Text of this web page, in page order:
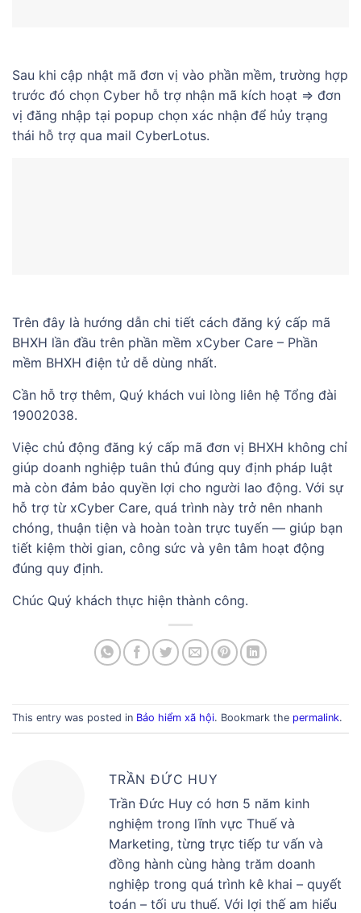
Sau khi cập nhật mã đơn vị vào phần mềm, trường hợp
trước đó chọn Cyber hỗ trợ nhận mã kích hoạt => đơn
vị đăng nhập tại popup chọn xác nhận để hủy trạng
thái hỗ trợ qua mail CyberLotus.
Trên đây là hướng dẫn chi tiết cách đăng ký cấp mã
BHXH lần đầu trên phần mềm xCyber Care – Phần
mềm BHXH điện tử dễ dùng nhất.
Cần hỗ trợ thêm, Quý khách vui lòng liên hệ Tổng đài
19002038.
Việc chủ động đăng ký cấp mã đơn vị BHXH không chỉ
giúp doanh nghiệp tuân thủ đúng quy định pháp luật
mà còn đảm bảo quyền lợi cho người lao động. Với sự
hỗ trợ từ xCyber Care, quá trình này trở nên nhanh
chóng, thuận tiện và hoàn toàn trực tuyến — giúp bạn
tiết kiệm thời gian, công sức và yên tâm hoạt động
đúng quy định.
Chúc Quý khách thực hiện thành công.
This entry was posted in Bảo hiểm xã hội. Bookmark the permalink.
TRẦN ĐỨC HUY
Trần Đức Huy có hơn 5 năm kinh
nghiệm trong lĩnh vực Thuế và
Marketing, từng trực tiếp tư vấn và
đồng hành cùng hàng trăm doanh
nghiệp trong quá trình kê khai – quyết
toán – tối ưu thuế. Với lợi thế am hiểu